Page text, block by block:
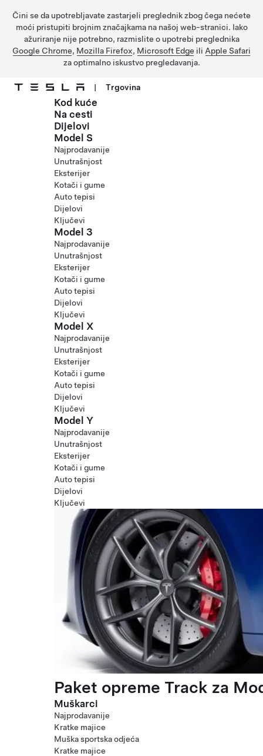
Čini se da upotrebljavate zastarjeli preglednik zbog čega nećete
moći pristupiti brojnim značajkama na našoj web-stranici. Iako
ažuriranje nije potrebno, razmislite o upotrebi preglednika
Google Chrome, Mozilla Firefox, Microsoft Edge ili Apple Safari
za optimalno iskustvo pregledavanja.
Prijeđite na glavni sadržaj
| Trgovina
Kod kuće
Na cesti
Dijelovi
Model S
Najprodavanije
Unutrašnjost
Eksterijer
Kotači i gume
Auto tepisi
Dijelovi
Ključevi
Model 3
Najprodavanije
Unutrašnjost
Eksterijer
Kotači i gume
Auto tepisi
Dijelovi
Ključevi
Model X
Najprodavanije
Unutrašnjost
Eksterijer
Kotači i gume
Auto tepisi
Dijelovi
Ključevi
Model Y
Najprodavanije
Unutrašnjost
Eksterijer
Kotači i gume
Auto tepisi
Dijelovi
Ključevi
Paket opreme Track za
Muškarci
Najprodavanije
Kratke majice
Muška sportska odjeća
Kratke majice